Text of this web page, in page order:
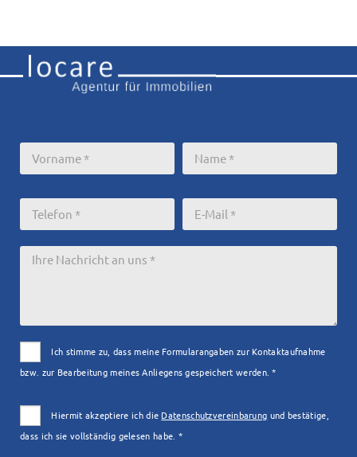
Ich stimme zu, dass meine Formularangaben zur Kontaktaufnahme
bzw. zur Bearbeitung meines Anliegens gespeichert werden. *
Hiermit akzeptiere ich die Datenschutzvereinbarung und bestätige,
dass ich sie vollständig gelesen habe. *